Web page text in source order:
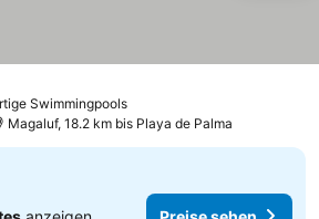
Swimmingpools
Magaluf, 18.2 km bis Playa de Palma